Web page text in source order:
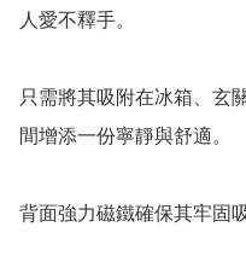
人愛不釋手。
只需將其吸附在冰箱、玄
間增添一份寧靜與舒適。
背面強力磁鐵確保其牢固